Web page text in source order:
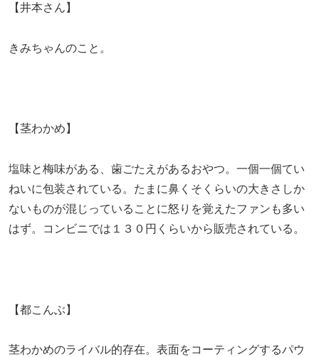
【井本さん】
きみちゃんのこと。
【茎わかめ】
塩味と梅味がある、歯ごたえがあるおやつ。一個一個てい
ねいに包装されている。たまに鼻くそくらいの大きさしか
ないものが混じっていることに怒りを覚えたファンも多い
はず。コンビニでは１３０円くらいから販売されている。
【都こんぶ】
茎わかめのライバル的存在。表面をコーティングするパウ